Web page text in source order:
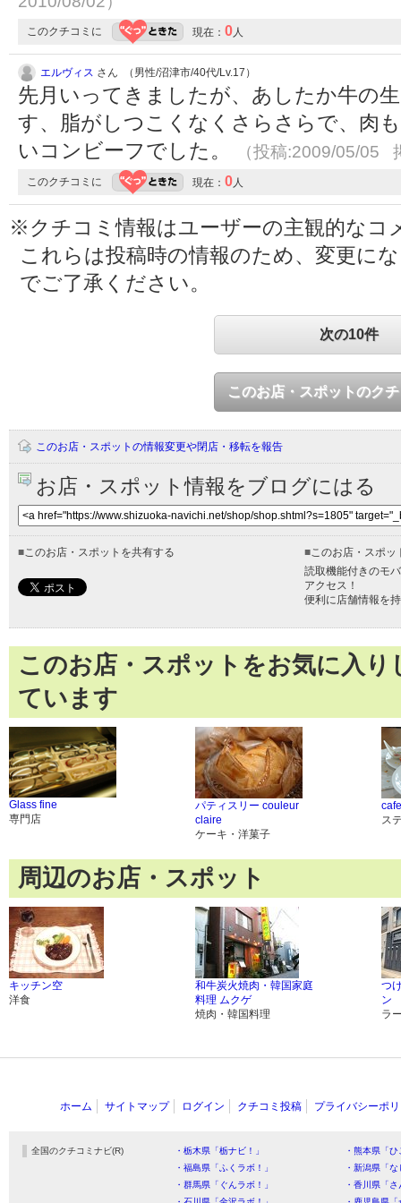
このクチコミに 現在： 0人
エルヴィス さん （男性/沼津市/40代/Lv.17）
先月いってきましたが、あしたか牛の
す、脂がしつこくなくさらさらで、肉
いコンビーフでした。
（投稿:2009/05/05
このクチコミに 現在： 0人
※クチコミ情報はユーザーの主観的なコ
これらは投稿時の情報のため、変更に
でご了承ください。
次の10件
このお店・スポットのク
このお店・スポットの情報変更や閉店・移転を報告
お店・スポット情報をブログにはる
■このお店・スポットを共有する ■このお店・スポッ
読取機能付きのモ
アクセス！
便利に店舗情報を
このお店・スポットをお気に入
ています
Glass fine
専門店
パティスリー couleur
claire
ケーキ・洋菓子
ス
周辺のお店・スポット
キッチン空
洋食
和牛炭火焼肉・韓国家庭
料理 ムクゲ
焼肉・韓国料理
つ
ン
ラ
ホーム サイトマップ ログイン クチコミ投稿 プライバシーポ
全国のクチコミナビ(R) ・栃木県「栃ナビ！」
・熊本県「
・福島県「ふくラボ！」
・新潟県「
・群馬県「ぐんラボ！」
・香川県「